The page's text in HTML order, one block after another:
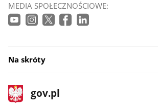
MEDIA SPOŁECZNOŚCIOWE:
Na skróty
stopka
gov.pl
Strona
gov.pl